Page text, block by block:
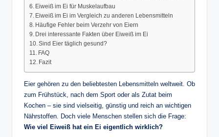
Eiweiß im Ei für Muskelaufbau
Eiweiß im Ei im Vergleich zu anderen Lebensmitteln
Häufige Fehler beim Verzehr von Eiern
Drei interessante Fakten über Eiweiß im Ei
Sind Eier täglich gesund?
FAQ
Fazit
Eier gehören zu den beliebtesten Lebensmitteln weltweit. Ob
zum Frühstück, nach dem Sport oder als Zutat beim
Kochen – sie sind vielseitig, günstig und reich an wichtigen
Nährstoffen. Doch viele Menschen stellen sich die Frage:
Wie viel Eiweiß hat ein Ei eigentlich wirklich?